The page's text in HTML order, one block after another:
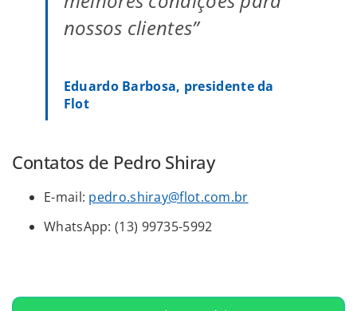
nossos clientes”
Eduardo Barbosa, presidente da
Flot
Contatos de Pedro Shiray
E-mail: pedro.shiray@flot.com.br
WhatsApp: (13) 99735-5992